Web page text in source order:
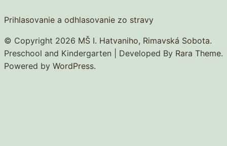
Prihlasovanie a odhlasovanie zo stravy
© Copyright 2026 MŠ I. Hatvaniho, Rimavská Sobota.
Preschool and Kindergarten | Developed By Rara Theme.
Powered by WordPress.